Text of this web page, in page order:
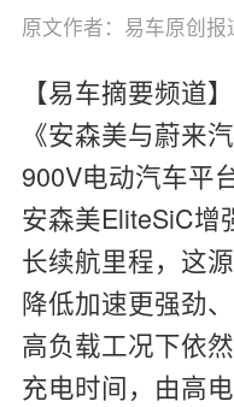
原文作者： 易车原创报
【易车摘要频道
《安森美与蔚来
900V电动汽车平
安森美EliteSiC增
长续航里程，这
降低加速更强劲
高负载工况下依
充电时间，由高